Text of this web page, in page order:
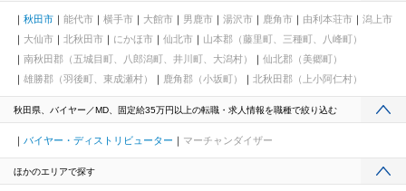
秋田市 能代市 横手市 大館市 男鹿市 湯沢市 鹿角市 由利本荘市
潟上市
大仙市
北秋田市 にかほ市 仙北市
山本郡（藤里町、三種町、八峰町）
南秋田郡（五城目町、八郎潟町、井川町、大潟村）
仙北郡（美郷町）
雄勝郡（羽後町、東成瀬村）
鹿角郡（小坂町） 北秋田郡（上小阿仁村）
秋田県、バイヤー／MD、固定給35万円以上の転職・求人情報を職種で絞り込む
バイヤー・ディストリビューター マーチャンダイザー
ほかのエリアで探す